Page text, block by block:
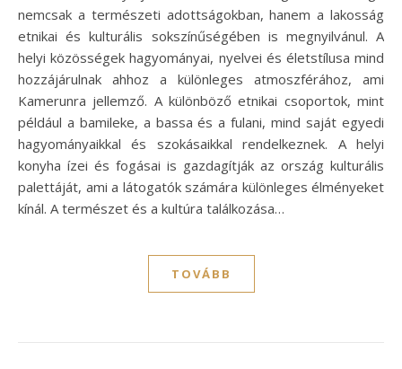
nemcsak a természeti adottságokban, hanem a lakosság
etnikai és kulturális sokszínűségében is megnyilvánul. A
helyi közösségek hagyományai, nyelvei és életstílusa mind
hozzájárulnak ahhoz a különleges atmoszférához, ami
Kamerunra jellemző. A különböző etnikai csoportok, mint
például a bamileke, a bassa és a fulani, mind saját egyedi
hagyományaikkal és szokásaikkal rendelkeznek. A helyi
konyha ízei és fogásai is gazdagítják az ország kulturális
palettáját, ami a látogatók számára különleges élményeket
kínál. A természet és a kultúra találkozása…
TOVÁBB